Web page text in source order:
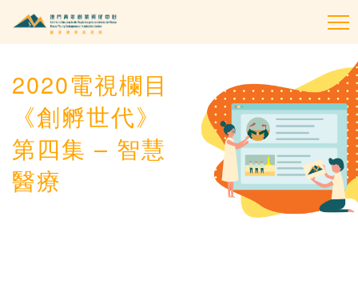
2020電視欄目
《創孵世代》
第四集 – 智慧
醫療